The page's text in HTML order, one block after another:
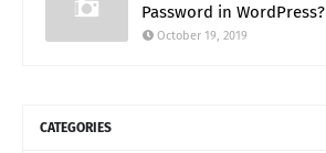
Password in WordPress?
October 19, 2019
CATEGORIES